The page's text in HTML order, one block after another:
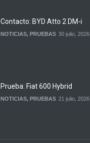
Contacto: BYD Atto 2 DM-i
NOTICIAS, PRUEBAS 30 julio, 2026
Prueba: Fiat 600 Hybrid
NOTICIAS, PRUEBAS 21 julio, 2026